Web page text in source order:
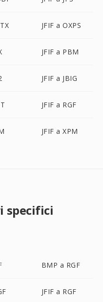
JFIF a OXPS
JFIF a PBM
JFIF a JBIG
JFIF a RGF
JFIF a XPM
specifici
BMP a RGF
JFIF a RGF